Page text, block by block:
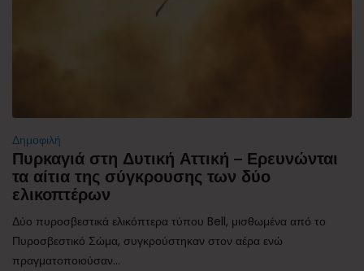
Δημοφιλή
Πυρκαγιά στη Δυτική Αττική – Ερευνώνται
τα αίτια της σύγκρουσης των δύο
ελικοπτέρων
Δύο πυροσβεστικά ελικόπτερα τύπου Bell, μισθωμένα από το
Πυροσβεστικό Σώμα, συγκρούστηκαν στον αέρα ενώ
πραγματοποιούσαν...